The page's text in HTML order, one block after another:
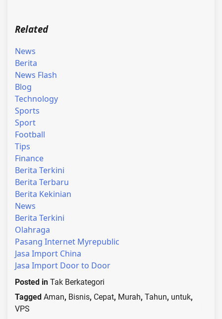
Related
News
Berita
News Flash
Blog
Technology
Sports
Sport
Football
Tips
Finance
Berita Terkini
Berita Terbaru
Berita Kekinian
News
Berita Terkini
Olahraga
Pasang Internet Myrepublic
Jasa Import China
Jasa Import Door to Door
Posted in Tak Berkategori
Tagged Aman, Bisnis, Cepat, Murah, Tahun, untuk,
VPS